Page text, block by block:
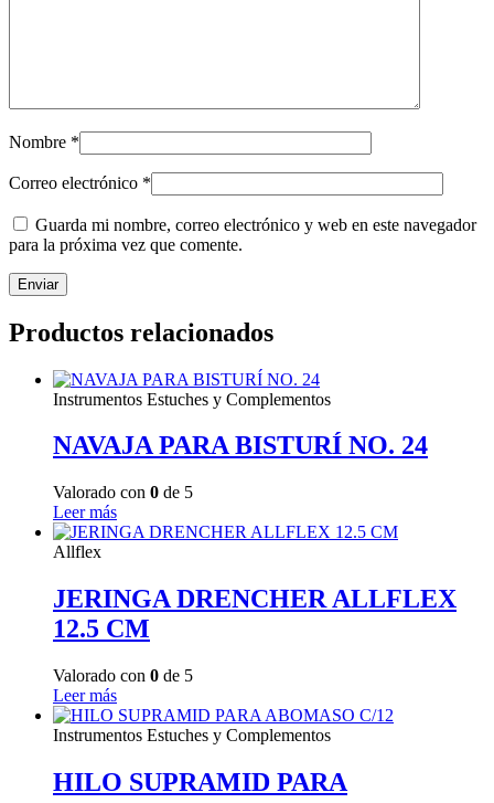
Nombre *
Correo electrónico *
Guarda mi nombre, correo electrónico y web en este navegador
para la próxima vez que comente.
Productos relacionados
Instrumentos Estuches y Complementos
NAVAJA PARA BISTURÍ NO. 24
Valorado con 0 de 5
Leer más
Allflex
JERINGA DRENCHER ALLFLEX
12.5 CM
Valorado con 0 de 5
Leer más
Instrumentos Estuches y Complementos
HILO SUPRAMID PARA